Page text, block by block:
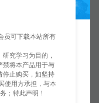
员可下载本站所有
究学习为目的，
禁将本产品用于与
停止购买，如坚持
使用方承担，与本
；特此声明！